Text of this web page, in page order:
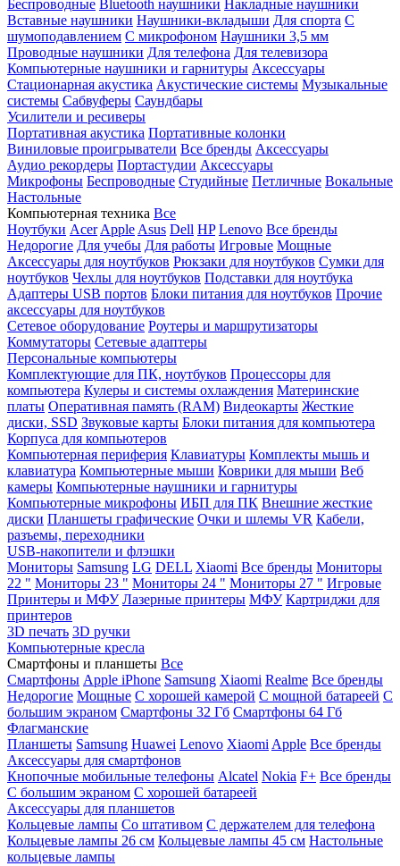
Беспроводные Bluetooth наушники Накладные наушники
Вставные наушники Наушники-вкладыши Для спорта С
шумоподавлением С микрофоном Наушники 3,5 мм
Проводные наушники Для телефона Для телевизора
Компьютерные наушники и гарнитуры Аксессуары
Стационарная акустика Акустические системы Музыкальные
системы Сабвуферы Саундбары
Усилители и ресиверы
Портативная акустика Портативные колонки
Виниловые проигрыватели Все бренды Аксессуары
Аудио рекордеры Портастудии Аксессуары
Микрофоны Беспроводные Студийные Петличные Вокальные
Настольные
Компьютерная техника Все
Ноутбуки Acer Apple Asus Dell HP Lenovo Все бренды
Недорогие Для учебы Для работы Игровые Мощные
Аксессуары для ноутбуков Рюкзаки для ноутбуков Сумки для
ноутбуков Чехлы для ноутбуков Подставки для ноутбука
Адаптеры USB портов Блоки питания для ноутбуков Прочие
аксессуары для ноутбуков
Сетевое оборудование Роутеры и маршрутизаторы
Коммутаторы Сетевые адаптеры
Персональные компьютеры
Комплектующие для ПК, ноутбуков Процессоры для
компьютера Кулеры и системы охлаждения Материнские
платы Оперативная память (RAM) Видеокарты Жесткие
диски, SSD Звуковые карты Блоки питания для компьютера
Корпуса для компьютеров
Компьютерная периферия Клавиатуры Комплекты мышь и
клавиатура Компьютерные мыши Коврики для мыши Веб
камеры Компьютерные наушники и гарнитуры
Компьютерные микрофоны ИБП для ПК Внешние жесткие
диски Планшеты графические Очки и шлемы VR Кабели,
разъемы, переходники
USB-накопители и флэшки
Мониторы Samsung LG DELL Xiaomi Все бренды Мониторы
22 " Мониторы 23 " Мониторы 24 " Мониторы 27 " Игровые
Принтеры и МФУ Лазерные принтеры МФУ Картриджи для
принтеров
3D печать 3D ручки
Компьютерные кресла
Смартфоны и планшеты Все
Смартфоны Apple iPhone Samsung Xiaomi Realme Все бренды
Недорогие Мощные С хорошей камерой С мощной батареей С
большим экраном Смартфоны 32 Гб Смартфоны 64 Гб
Флагманские
Планшеты Samsung Huawei Lenovo Xiaomi Apple Все бренды
Аксессуары для смартфонов
Кнопочные мобильные телефоны Alcatel Nokia F+ Все бренды
С большим экраном С хорошей батареей
Аксессуары для планшетов
Кольцевые лампы Со штативом C держателем для телефона
Кольцевые лампы 26 см Кольцевые лампы 45 см Настольные
кольцевые лампы